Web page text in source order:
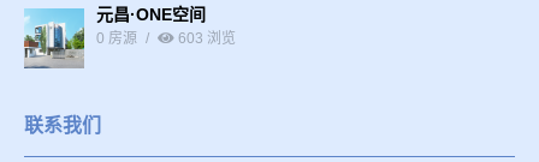
元昌·ONE空间
0 房源 603 浏览
联系我们